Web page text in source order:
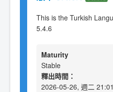
This is the Turkish
5.4.6
Maturity
Stable
釋出時間：
2026-05-26, 週二 21:01